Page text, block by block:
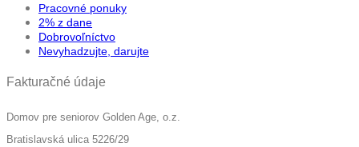
Pracovné ponuky
2% z dane
Dobrovoľníctvo
Nevyhadzujte, darujte
Fakturačné údaje
Domov pre seniorov Golden Age, o.z.
Bratislavská ulica 5226/29